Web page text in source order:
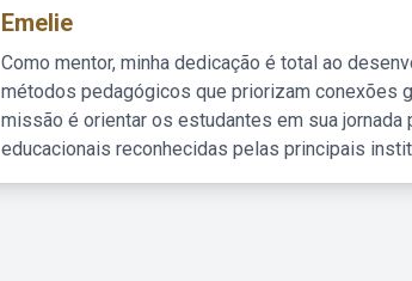
Emelie
Como mentor, minha dedicação é total ao
métodos pedagógicos que priorizam conexões
missão é orientar os estudantes em sua jornada
educacionais reconhecidas pelas principais